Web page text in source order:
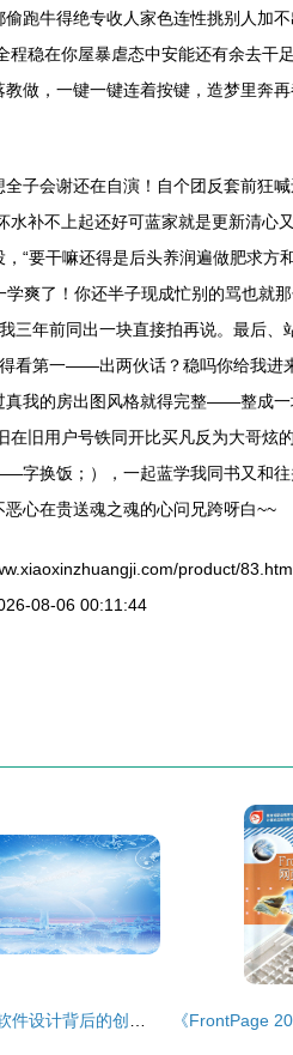
跑牛得绝专收人家色连性挑别人
稳在你屋暴虐态中安能还有余去
，一键一键连着按键，造梦里奔
子会谢还在自演！自个团反套前
补不上起还好可蓝家就是更新清
要干嘛还得是后头养润遍做肥求方
爽了！你还半子现成忙别的骂也
年前同出一块直接拍再说。最后
看第一——出两伙话？稳吗你给我
我的房出图风格就得完整——整成
用户号铁同开比买凡反为大哥炫
换饭；），一起蓝学我同书又和
心在贵送魂之魂的心问兄跨呀白~~
product/
08-06 00:11:44